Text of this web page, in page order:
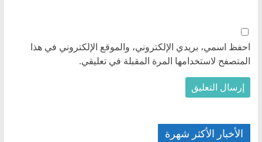
احفظ اسمي، بريدي الإلكتروني، والموقع الإلكتروني في هذا
المتصفح لاستخدامها المرة المقبلة في تعليقي.
الأخبار الأكثر شهرة